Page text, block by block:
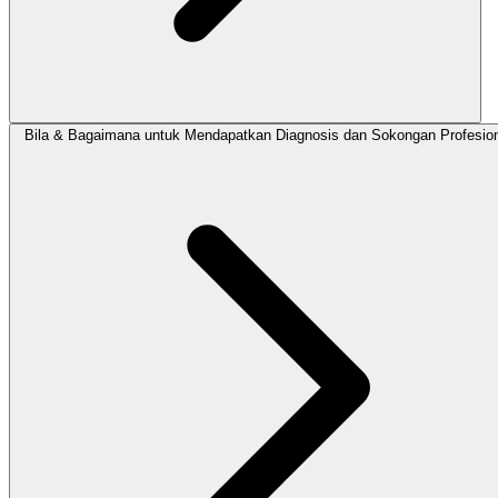
Bila & Bagaimana untuk Mendapatkan Diagnosis dan Sokongan